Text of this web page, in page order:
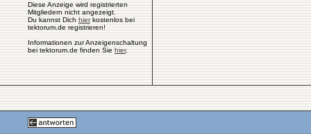
Diese Anzeige wird registrierten
Mitgliedern nicht angezeigt.
Du kannst Dich hierkostenlos bei
tektorum.de registrieren!
Informationen zur Anzeigenschaltung
bei tektorum.de finden Sie hier.